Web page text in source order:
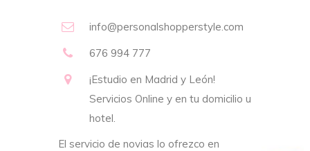
info@personalshopperstyle.com
676 994 777
¡Estudio en Madrid y León!
Servicios Online y en tu domicilio u
hotel.
El servicio de novias lo ofrezco en